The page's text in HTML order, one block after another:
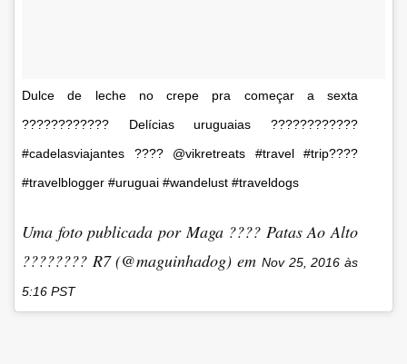
Dulce de leche no crepe pra começar a sexta
???????????? Delícias uruguaias ????????????
#cadelasviajantes ???? @vikretreats #travel #trip????
#travelblogger #uruguai #wandelust #traveldogs
Uma foto publicada por Maga ???? Patas Ao Alto
???????? R7 (@maguinhadog) em Nov 25, 2016 às
5:16 PST